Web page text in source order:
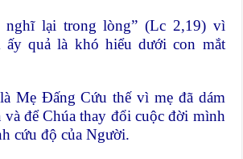
nghĩ lại trong lòng” (Lc 2,19) vì
ấy quả là khó hiểu dưới con mắt
Mẹ Ðấng Cứu thế vì mẹ đã dám
để Chúa thay đổi cuộc đời mình
cứu độ của Người.